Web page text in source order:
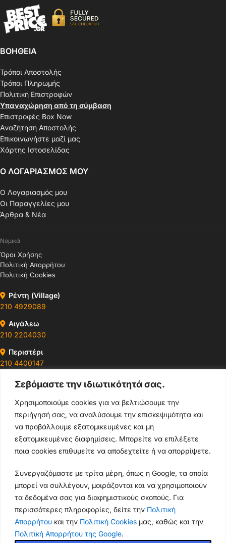
Σεβόμαστε την ιδιωτικότητά σας.
Χρησιμοποιούμε cookies για να βελτιώσουμε την
περιήγησή σας, να αναλύσουμε την επισκεψιμότητα και
να προβάλλουμε εξατομικευμένες και μη
εξατομικευμένες διαφημίσεις. Μπορείτε να επιλέξετε
ποια cookies επιθυμείτε να αποδεχτείτε ή να απορρίψετε.
Συνεργαζόμαστε με τρίτα μέρη, όπως η Google, τα οποία
μπορεί να συλλέγουν, μοιράζονται και να χρησιμοποιούν
τα δεδομένα σας για διαφημιστικούς σκοπούς. Για
περισσότερες πληροφορίες, δείτε την Πολιτική
Απορρήτου και την Πολιτική Cookies μας, καθώς και την
Πολιτική Απορρήτου της Google.
ΒΟΗΘΕΙΑ
Τρόποι Αποστολής
Τρόποι Πληρωμής
Πολιτική Επιστροφών
Υπαναχώρηση από τη σύμβαση
Επιστροφές Box Now
Αναζήτηση Αποστολής
Επικοινωνήστε μαζί μας
Χάρτης Ιστοσελίδας
Ο ΛΟΓΑΡΙΑΣΜΟΣ ΜΟΥ
Ο Λογαριασμός μου
Οι Παραγγελίες μου
Άρθρα & Νέα
Νομικά
Όροι Χρήσης
Πολιτική Απορρήτου
Πολιτική Cookies
Ρέντη (Village)
210 4929089
Αιγάλεω
210 2204030
Περιστέρι
210 4400147
Ωράρια & Διευθύνσεις →
210 4929089
Κεντρικό τηλέφωνο
info@thikishop.gr
Δευ - Σάβ: 10:00 - 21:00
ΔΩΡΕΑΝ ΑΠΟΣΤΟΛΗ
για παραγγελίες άνω των 35€
Copyright 2025 Powered by ThikiShop.